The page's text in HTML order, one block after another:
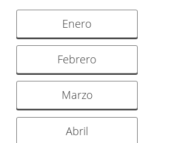
Enero
Febrero
Marzo
Abril